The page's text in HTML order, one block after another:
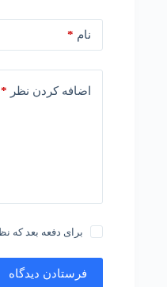
نام *
اضافه کردن نظر *
برای دفعه بعد که
فرستادن دیدگاه